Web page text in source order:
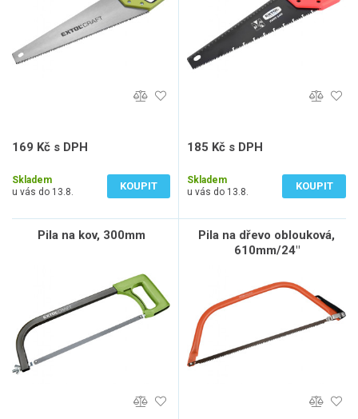
169 Kč s DPH
Skladem
u vás do 13.8.
KOUPIT
185 Kč s DPH
Skladem
u vás do 13.8.
KOUPIT
Pila na kov, 300mm
Pila na dřevo oblouková,
610mm/24"